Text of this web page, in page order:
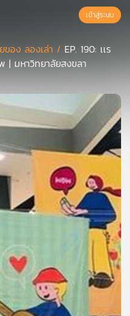
เข้าสู่ระบบ
ของ ลองเล่า / EP. 190: เเร
| มหาวิทยาลัยสงขลา